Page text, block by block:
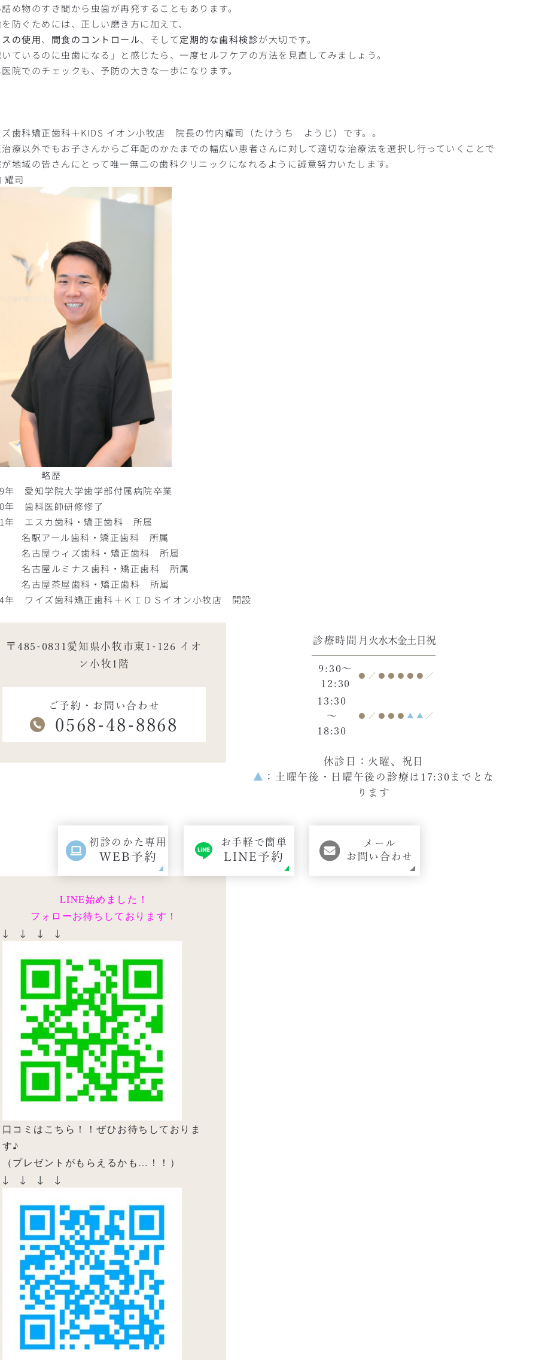
め物のすき間から虫歯が再発することもあります。
防ぐためには、正しい磨き方に加えて、
の使用、 間食のコントロール、そして定期的な歯科検診が大切です。
いているのに虫歯になる」と感じたら、一度セルフケアの方法を見直してみましょう。
院でのチェックも、予防の大きな一歩になります。
ズ歯科矯正歯科＋KIDS イオン小牧店 院長の竹内耀司（たけうち ようじ）です。。
療以外でもお子さんからご年配のかたまでの幅広い患者さんに対して適切な治療法を選択し行っていくことで
が地域の皆さんにとって唯一無二の歯科クリニックになれるように誠意努力いたします。
耀司
歴
年 愛知学院大学歯学部付属病院卒業
年 歯科医師研修修了
年 エスカ歯科・矯正歯科 所属
アール歯科・矯正歯科 所属
屋ウィズ歯科・矯正歯科 所属
屋ルミナス歯科・矯正歯科 所属
屋茶屋歯科・矯正歯科 所属
年 ワイズ歯科矯正歯科＋ＫＩＤＳイオン小牧店 開設
〒485-0831愛知県小牧市東1-126 イオ
ン小牧1階
ご予約・お問い合わせ
0568-48-8868
診療時間 月火水木金土 日祝
9:30～
12:30
● ／ ● ● ● ● ● ／
13:30
～
18:30
● ／ ● ● ● ▲ ▲ ／
休診日：火曜、祝日
▲ ：土曜午後・日曜午後の診療は17:30までとな
ります
初診のかた専用
WEB予約
お手軽で簡単
LINE予約
メール
お問い合わせ
LINE始めました！
フォローお待ちしております！
↓ ↓ ↓ ↓
口コミはこちら！！ぜひお待ちしておりま
す♪
（プレゼントがもらえるかも…！！）
↓ ↓ ↓ ↓